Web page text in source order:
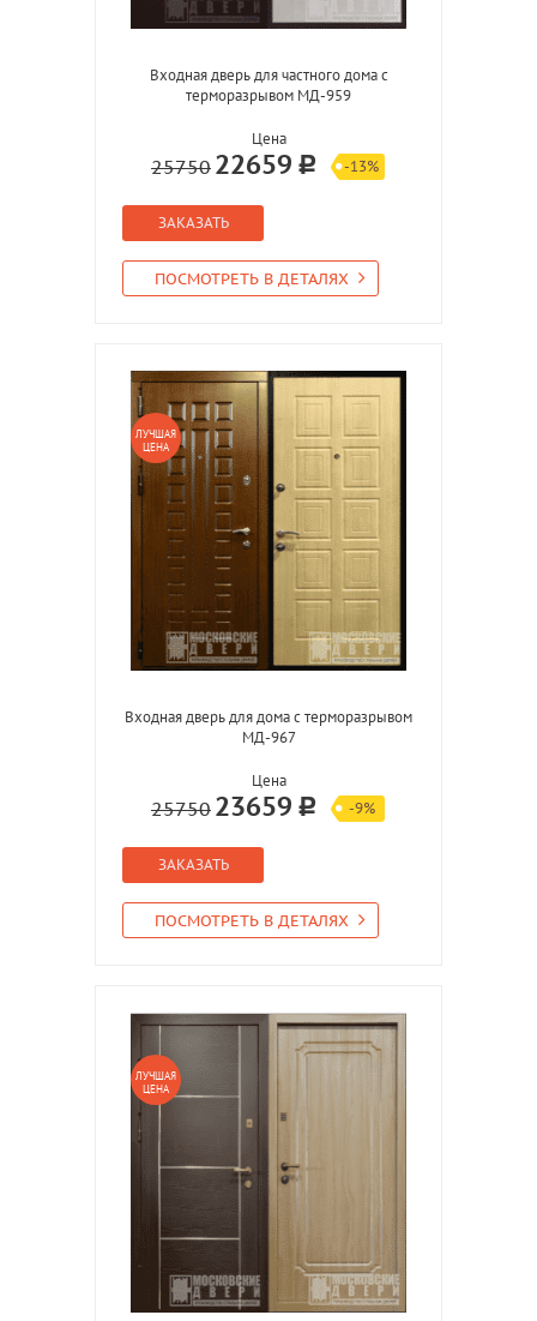
Входная дверь для частного дома с
терморазрывом МД-959
Цена
25750 22659 -13%
ЗАКАЗАТЬ
ПОСМОТРЕТЬ В ДЕТАЛЯХ
ЛУЧШАЯ
ЦЕНА
Входная дверь для дома с терморазрывом
МД-967
Цена
25750 23659 -9%
ЗАКАЗАТЬ
ПОСМОТРЕТЬ В ДЕТАЛЯХ
ЛУЧШАЯ
ЦЕНА